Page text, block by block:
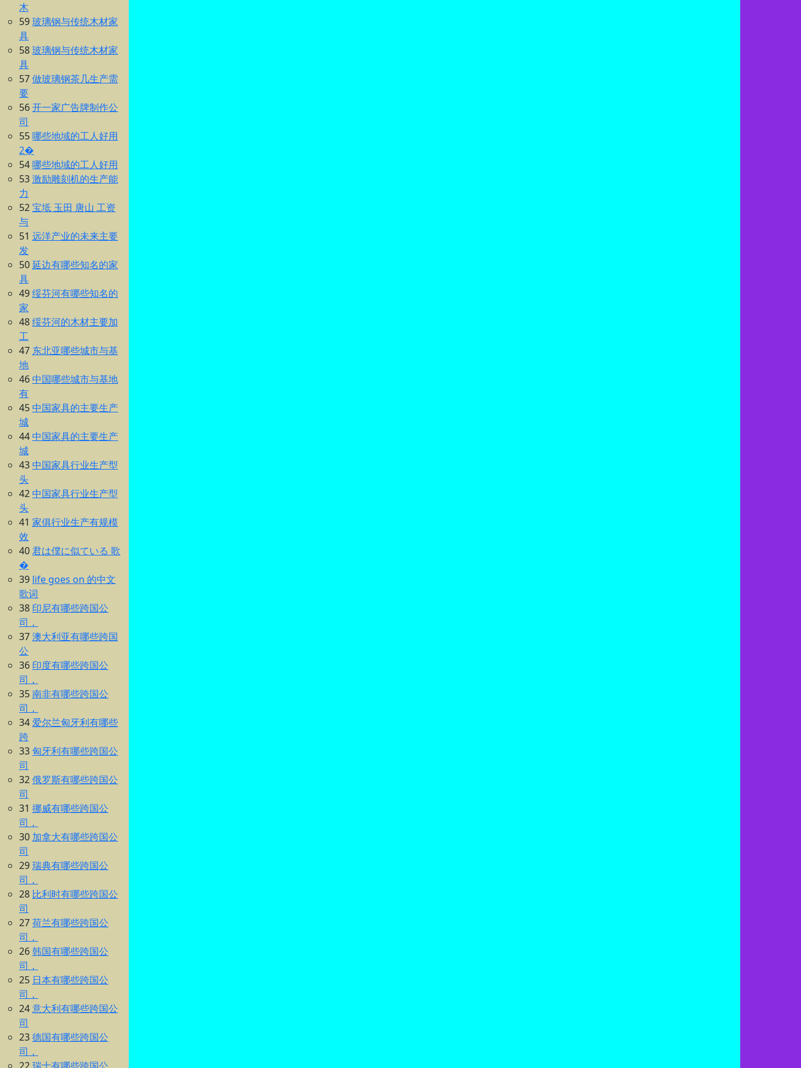
木
59玻璃钢与传统木材家
具
58玻璃钢与传统木材家
具
57做玻璃钢茶几生产需
要
56开一家广告牌制作公
司
55哪些地域的工人好用
2�
54哪些地域的工人好用
53激励雕刻机的生产能
力
52宝坻 玉田 唐山 工资
与
51 远洋产业的未来主要
发
50延边有哪些知名的家
具
49绥芬河有哪些知名的
家
48绥芬河的木材主要加
工
47 东北亚哪些城市与基
地
46 中国哪些城市与基地
有
45 中国家具的主要生产
城
44 中国家具的主要生产
城
43 中国家具行业生产型
头
42 中国家具行业生产型
头
41 家俱行业生产有规模
效
40君は僕に似ている 歌
�
39 life goes on 的中文
歌词
38 印尼有哪些跨国公
司，
37澳大利亚有哪些跨国
公
36 印度有哪些跨国公
司，
35南非有哪些跨国公
司，
34爱尔兰匈牙利有哪些
跨
33匈牙利有哪些跨国公
司
32俄罗斯有哪些跨国公
司
31 挪威有哪些跨国公
司，
30 加拿大有哪些跨国公
司
29瑞典有哪些跨国公
司，
28 比利时有哪些跨国公
司
27荷兰有哪些跨国公
司，
26韩国有哪些跨国公
司，
25 日本有哪些跨国公
司，
24意大利有哪些跨国公
司
23德国有哪些跨国公
司，